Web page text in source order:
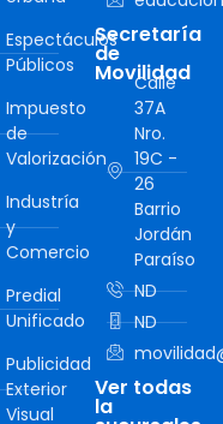
Espectáculos
Públicos
Impuesto
de
Valorización
Industría
y
Comercio
Predial
Unificado
Publicidad
Exterior
Visual
Secretaría
de
Movilidad
Calle
37A
Nro.
19C -
26
Barrio
Jordán
Paraíso
ND
ND
Ver todas
la